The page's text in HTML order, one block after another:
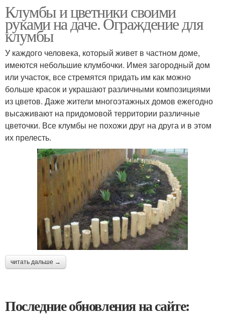
Клумбы и цветники своими
руками на даче. Ограждение для
клумбы
У каждого человека, который живет в частном доме,
имеются небольшие клумбочки. Имея загородный дом
или участок, все стремятся придать им как можно
больше красок и украшают различными композициями
из цветов. Даже жители многоэтажных домов ежегодно
высаживают на придомовой территории различные
цветочки. Все клумбы не похожи друг на друга и в этом
их прелесть.
читать дальше →
Последние обновления на сайте: